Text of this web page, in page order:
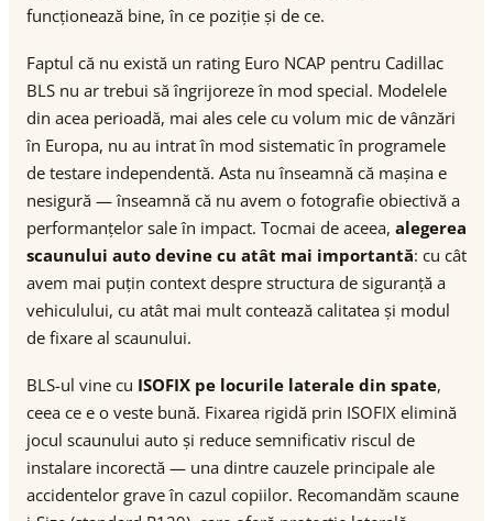
funcționează bine, în ce poziție și de ce.
Faptul că nu există un rating Euro NCAP pentru Cadillac
BLS nu ar trebui să îngrijoreze în mod special. Modelele
din acea perioadă, mai ales cele cu volum mic de vânzări
în Europa, nu au intrat în mod sistematic în programele
de testare independentă. Asta nu înseamnă că mașina e
nesigură — înseamnă că nu avem o fotografie obiectivă a
performanțelor sale în impact. Tocmai de aceea, alegerea
scaunului auto devine cu atât mai importantă: cu cât
avem mai puțin context despre structura de siguranță a
vehiculului, cu atât mai mult contează calitatea și modul
de fixare al scaunului.
BLS-ul vine cu ISOFIX pe locurile laterale din spate,
ceea ce e o veste bună. Fixarea rigidă prin ISOFIX elimină
jocul scaunului auto și reduce semnificativ riscul de
instalare incorectă — una dintre cauzele principale ale
accidentelor grave în cazul copiilor. Recomandăm scaune